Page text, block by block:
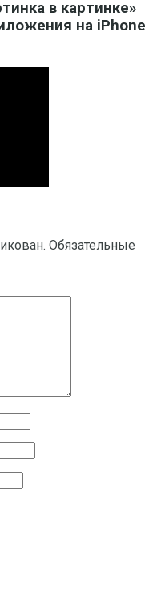
в картинке»‎
на iPhone
Обязательные